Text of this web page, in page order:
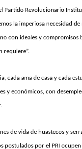
Partido Revolucionario
la imperiosa necesidad
con ideales y compromisos
requiere”.
cada ama de casa y cada
y económicos, con
de vida de huastecos y
por el PRI